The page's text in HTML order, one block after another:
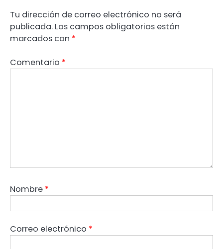
Tu dirección de correo electrónico no será
publicada. Los campos obligatorios están
marcados con *
Comentario *
Nombre *
Correo electrónico *